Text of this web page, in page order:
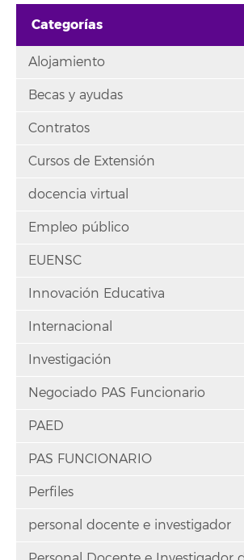
Categorías
Alojamiento
Becas y ayudas
Contratos
Cursos de Extensión
docencia virtual
Empleo público
EUENSC
Innovación Educativa
Internacional
Investigación
Negociado PAS Funcionario
PAED
PAS FUNCIONARIO
Perfiles
personal docente e investigador